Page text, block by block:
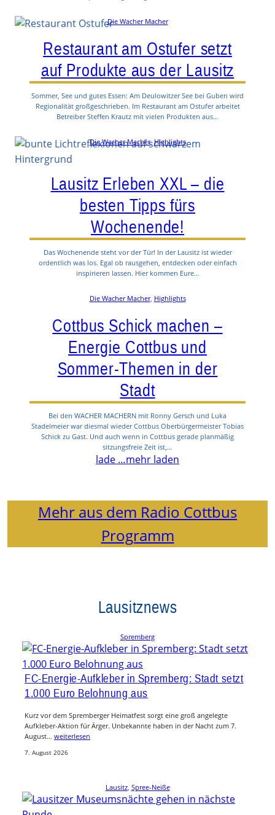
Die Wacher Macher
Restaurant am Ostufer setzt
auf Produkte aus der Lausitz
Sommer, See und gutes Essen: Am Deulowitzer See bei Guben wird
Regionalität großgeschrieben. Im Restaurant am Ostufer arbeitet
Betreiber Steffen Krautz mit vielen Produkten aus…
Die Wacher Macher, Highlights
Lausitz Erleben XXL – die
besten Tipps fürs
Wochenende!
Das Wochenende steht vor der Tür! In der Lausitz ist wieder
ordentlich was los. Egal ob rausgehen, entdecken oder einfach
inspirieren lassen. Hier kommen Eure…
Die Wacher Macher, Highlights
Cottbus Schick machen –
Energie Cottbus und
Sommer-Themen in der
Stadt
Bei den WACHER MACHERN mit Ronny Gersch und Luka
Stadelmeier war diesmal wieder Cottbus Oberbürgermeister Tobias
Schick zu Gast. Und auch wenn in Cottbus gerade planmäßig
sitzungsfreie Zeit ist,…
lade …mehr laden
Mehr aus dem Radio Cottbus
Programm
Lausitznews
Spremberg
FC-Energie-Aufkleber in Spremberg: Stadt setzt
1.000 Euro Belohnung aus
Kurz vor dem Spremberger Heimatfest sorgt eine groß angelegte
Aufkleber-Aktion für Ärger. Unbekannte haben in der Nacht zum 7.
August… weiterlesen
7. August 2026
Lausitz, Spree-Neiße